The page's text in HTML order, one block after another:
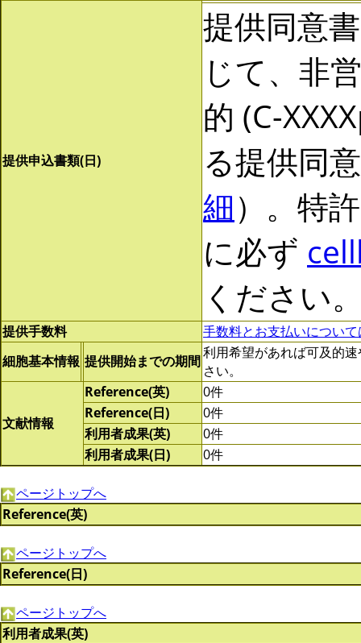
提供申込書類(日)
提供同意
じて、非
的 (C-
る提供同
細）。特
に必ず
ください
提供手数料
手数料とお支払いについ
細胞基本情報 提供開始までの期間利用希望があれば可及的
さい。
文献情報
Reference(英)
0件
Reference(日)
0件
利用者成果(英)
0件
利用者成果(日)
0件
ページトップへ
Reference(英)
ページトップへ
Reference(日)
ページトップへ
利用者成果(英)